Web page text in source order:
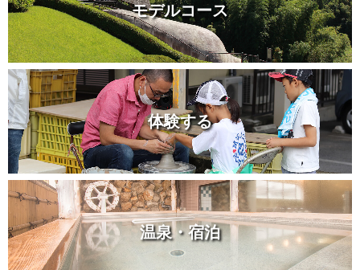
モデルコース
体験する
温泉・宿泊